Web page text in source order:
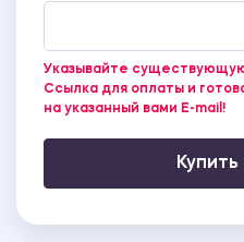
Указывайте
Ссылка для оплаты и
на указанный вами E-mail!